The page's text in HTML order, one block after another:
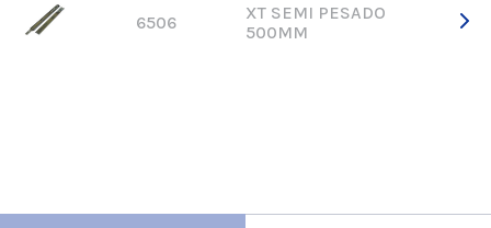
6506
XT SEMI PESADO
500MM